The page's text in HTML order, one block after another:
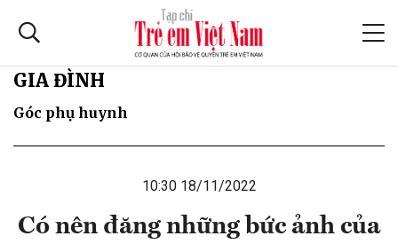
GIA ĐÌNH
Góc phụ huynh
10:30 18/11/2022
Có nên đăng những bức ảnh của